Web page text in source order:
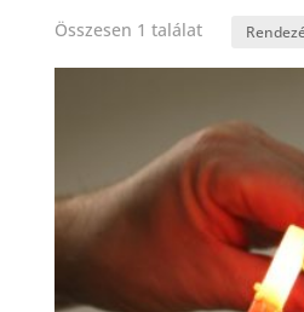
Összesen 1 találat